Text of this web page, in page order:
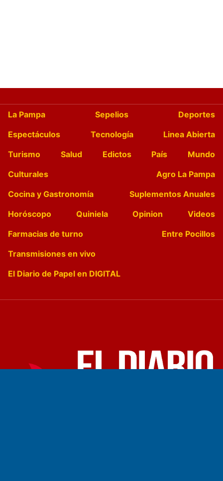
La Pampa Sepelios
Deportes
Espectáculos
Tecnología
Linea Abierta
Turismo
Salud Edictos País
Mundo
Culturales
Agro La Pampa
Cocina y Gastronomía
Suplementos Anuales
Horóscopo
Quiniela Opinion
Videos
Farmacias de turno
Entre Pocillos
Transmisiones en vivo
El Diario de Papel en DIGITAL